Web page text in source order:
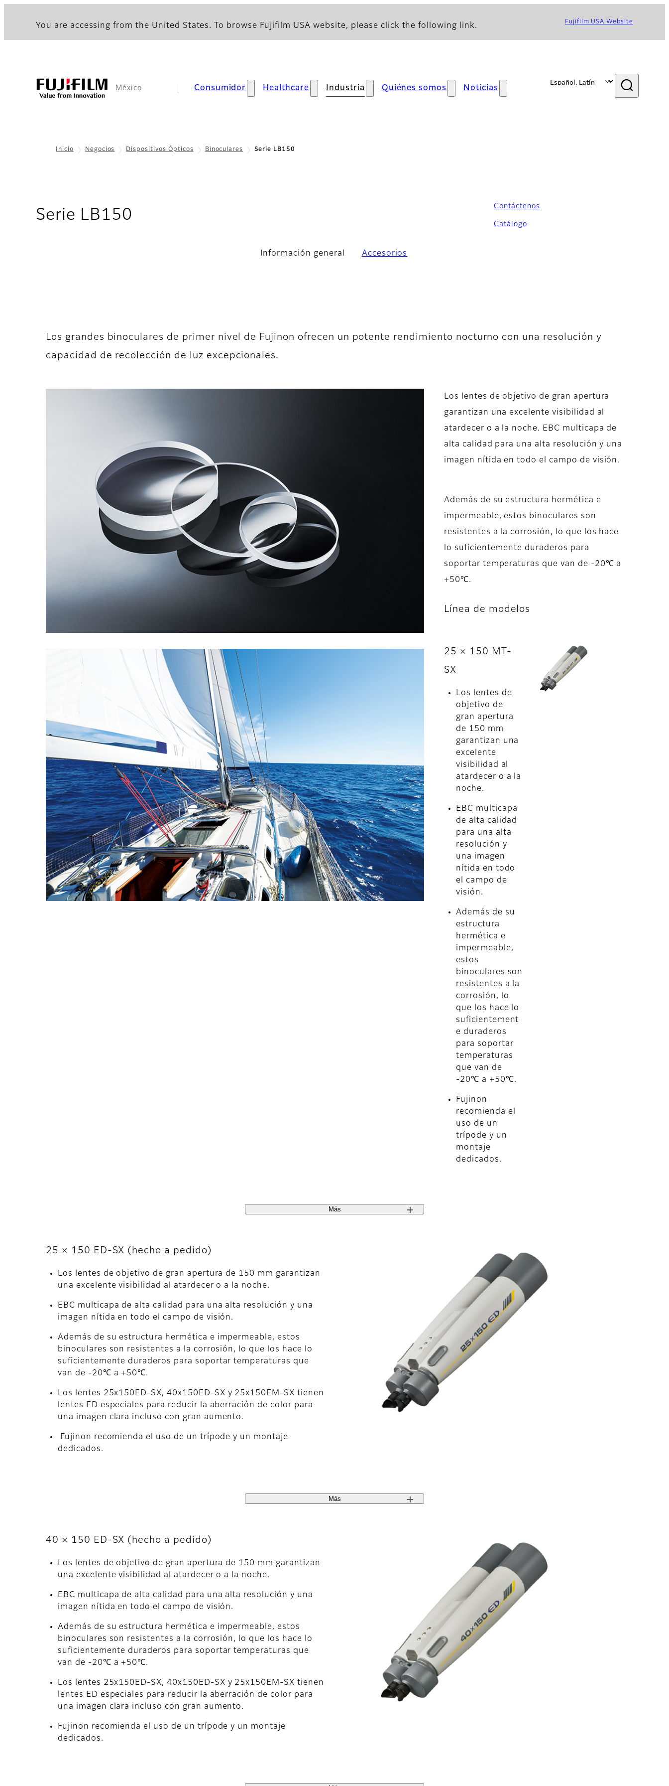
You are accessing from the United States. To browse Fujifilm USA website, please click the following link. Fujifilm USA Website
México Consumidor Healthcare Industria Quiénes somos Noticias
Inicio Negocios Dispositivos Ópticos Binoculares Serie LB150
Serie LB150
Contáctenos
Catálogo
Información general Accesorios
Los grandes binoculares de primer nivel de Fujinon ofrecen un potente rendimiento nocturno con una resolución y
capacidad de recolección de luz excepcionales.
Los lentes de objetivo de gran apertura
garantizan una excelente visibilidad al
atardecer o a la noche. EBC multicapa de
alta calidad para una alta resolución y una
imagen nítida en todo el campo de visión.
Además de su estructura hermética e
impermeable, estos binoculares son
resistentes a la corrosión, lo que los hace
lo suficientemente duraderos para
soportar temperaturas que van de -20℃ a
+50℃.
Línea de modelos
25 × 150 MT-
SX
Los lentes de
objetivo de
gran apertura
de 150 mm
garantizan una
excelente
visibilidad al
atardecer o a la
noche.
EBC multicapa
de alta calidad
para una alta
resolución y
una imagen
nítida en todo
el campo de
visión.
Además de su
estructura
hermética e
impermeable,
estos
binoculares son
resistentes a la
corrosión, lo
que los hace lo
suficientement
e duraderos
para soportar
temperaturas
que van de
-20℃ a +50℃.
Fujinon
recomienda el
uso de un
trípode y un
montaje
dedicados.
Más
25 × 150 ED-SX (hecho a pedido)
Los lentes de objetivo de gran apertura de 150 mm garantizan
una excelente visibilidad al atardecer o a la noche.
EBC multicapa de alta calidad para una alta resolución y una
imagen nítida en todo el campo de visión.
Además de su estructura hermética e impermeable, estos
binoculares son resistentes a la corrosión, lo que los hace lo
suficientemente duraderos para soportar temperaturas que
van de -20℃ a +50℃.
Los lentes 25x150ED-SX, 40x150ED-SX y 25x150EM-SX tienen
lentes ED especiales para reducir la aberración de color para
una imagen clara incluso con gran aumento.
Fujinon recomienda el uso de un trípode y un montaje
dedicados.
Más
40 × 150 ED-SX (hecho a pedido)
Los lentes de objetivo de gran apertura de 150 mm garantizan
una excelente visibilidad al atardecer o a la noche.
EBC multicapa de alta calidad para una alta resolución y una
imagen nítida en todo el campo de visión.
Además de su estructura hermética e impermeable, estos
binoculares son resistentes a la corrosión, lo que los hace lo
suficientemente duraderos para soportar temperaturas que
van de -20℃ a +50℃.
Los lentes 25x150ED-SX, 40x150ED-SX y 25x150EM-SX tienen
lentes ED especiales para reducir la aberración de color para
una imagen clara incluso con gran aumento.
Fujinon recomienda el uso de un trípode y un montaje
dedicados.